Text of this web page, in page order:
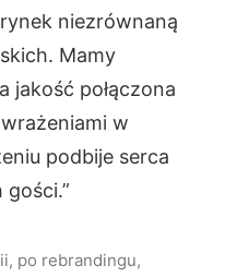
niezrównaną
Mamy
jakość połączona
w
podbije serca
po rebrandingu,